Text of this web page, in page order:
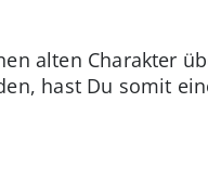
alten Charakter
hast Du somit